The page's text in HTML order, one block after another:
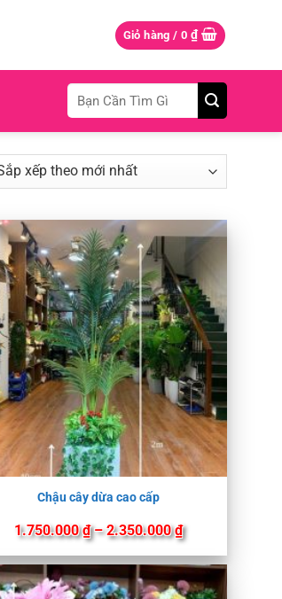
Giỏ hàng / 0 ₫
Tìm
kiếm:
Chậu cây dừa cao cấp
1.750.000₫ – 2.350.000₫Khoảng
giá:
từ
1.750.000 ₫
đến